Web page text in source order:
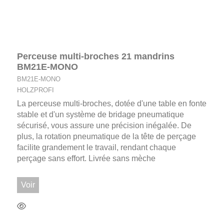
Perceuse multi-broches 21 mandrins
BM21E-MONO
BM21E-MONO
HOLZPROFI
La perceuse multi-broches, dotée d'une table en fonte
stable et d'un système de bridage pneumatique
sécurisé, vous assure une précision inégalée. De
plus, la rotation pneumatique de la tête de perçage
facilite grandement le travail, rendant chaque
perçage sans effort. Livrée sans mèche
Voir